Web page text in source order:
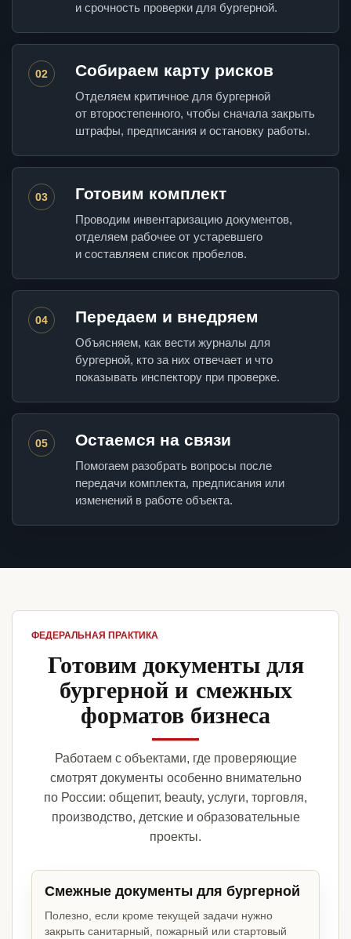
и срочность проверки для бургерной.
02 Собираем карту рисков
Отделяем критичное для бургерной
от второстепенного, чтобы сначала закрыть
штрафы, предписания и остановку работы.
03 Готовим комплект
Проводим инвентаризацию документов,
отделяем рабочее от устаревшего
и составляем список пробелов.
04 Передаем и внедряем
Объясняем, как вести журналы для
бургерной, кто за них отвечает и что
показывать инспектору при проверке.
05 Остаемся на связи
Помогаем разобрать вопросы после
передачи комплекта, предписания или
изменений в работе объекта.
ФЕДЕРАЛЬНАЯ ПРАКТИКА
Готовим документы для
бургерной и смежных
форматов бизнеса
Работаем с объектами, где проверяющие
смотрят документы особенно внимательно
по России: общепит, beauty, услуги, торговля,
производство, детские и образовательные
проекты.
Смежные документы для бургерной
Полезно, если кроме текущей задачи нужно
закрыть санитарный, пожарный или стартовый